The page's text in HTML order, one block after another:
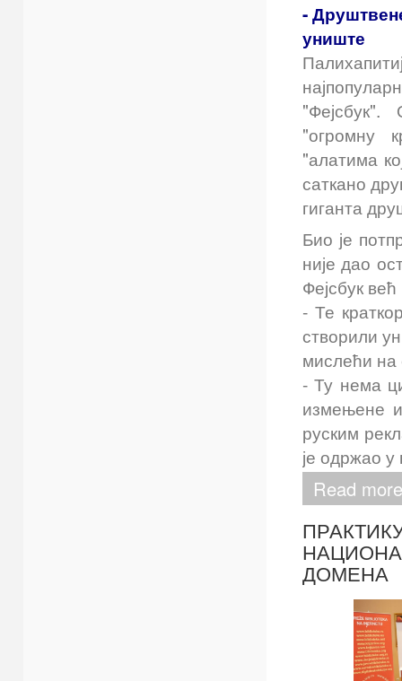
-
униште
"Фејсбук".
"огромну
"алатима
саткано
гиганта
Био је
није дао
Фејсбук
- Те
створили
мислећи на
- Ту нема
измењене
руским
је одржао
Read
ДОМЕНА